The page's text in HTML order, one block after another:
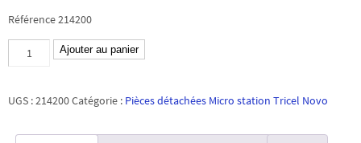
Référence 214200
quantité
de
tressé
Ajouter au panier
UGS :214200Catégorie : Pièces détachées Micro station Tricel Novo